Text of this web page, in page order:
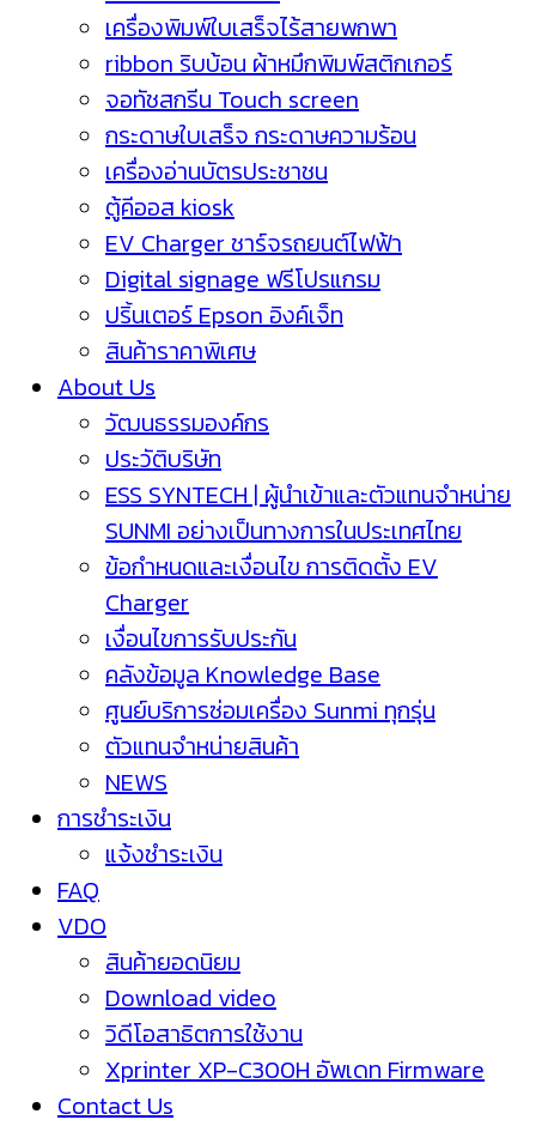
เครื่องพิมพ์ใบเสร็จไร้สายพกพา
ribbon ริบบ้อน ผ้าหมึกพิมพ์สติกเกอร์
จอทัชสกรีน Touch screen
กระดาษใบเสร็จ กระดาษความร้อน
เครื่องอ่านบัตรประชาชน
ตู้คีออส kiosk
EV Charger ชาร์จรถยนต์ไฟฟ้า
Digital signage ฟรีโปรแกรม
ปริ้นเตอร์ Epson อิงค์เจ็ท
สินค้าราคาพิเศษ
About Us
วัฒนธรรมองค์กร
ประวัติบริษัท
ESS SYNTECH | ผู้นำเข้าและตัวแทนจำหน่าย
SUNMI อย่างเป็นทางการในประเทศไทย
ข้อกำหนดและเงื่อนไข การติดตั้ง EV
Charger
เงื่อนไขการรับประกัน
คลังข้อมูล Knowledge Base
ศูนย์บริการซ่อมเครื่อง Sunmi ทุกรุ่น
ตัวแทนจำหน่ายสินค้า
NEWS
การชำระเงิน
แจ้งชำระเงิน
FAQ
VDO
สินค้ายอดนิยม
Download video
วิดีโอสาธิตการใช้งาน
Xprinter XP-C300H อัพเดท Firmware
Contact Us